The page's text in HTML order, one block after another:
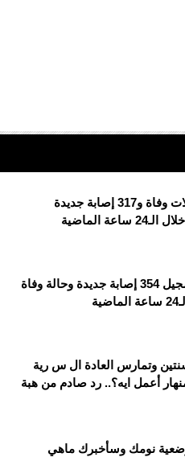
تسجيل 6 حالات وفاة و317 إصابة جديدة
كوفيد19.. تسجيل 354 إصابة جديدة وحالة وفاة
وتمارس العادة ال س رية
أعمل ايه؟.. رد صادم من هبة
نومك وسأخبرك ماهي